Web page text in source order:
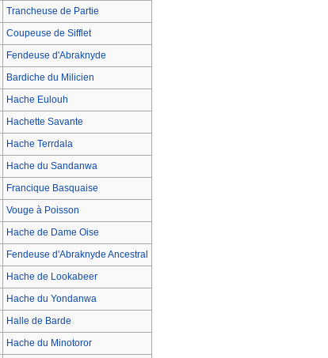
Trancheuse de Partie
Coupeuse de Sifflet
Fendeuse d'Abraknyde
Bardiche du Milicien
Hache Eulouh
Hachette Savante
Hache Terrdala
Hache du Sandanwa
Francique Basquaise
Vouge à Poisson
Hache de Dame Oise
Fendeuse d'Abraknyde Ancestral
Hache de Lookabeer
Hache du Yondanwa
Halle de Barde
Hache du Minotoror